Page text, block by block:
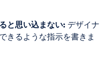
と思い込まない: デザイナ
きるような指示を書きま